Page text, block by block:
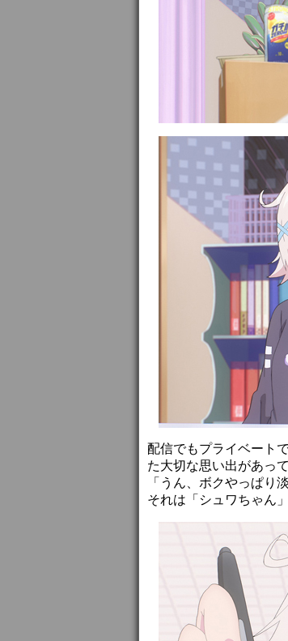
配信でもプライベート
た大切な思い出があっ
「うん、ボクやっぱり
それは「シュワちゃん